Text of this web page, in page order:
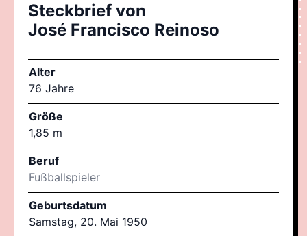
Steckbrief von
José Francisco Reinoso
Alter
76 Jahre
Größe
1,85 m
Beruf
Fußballspieler
Geburtsdatum
Samstag, 20. Mai 1950